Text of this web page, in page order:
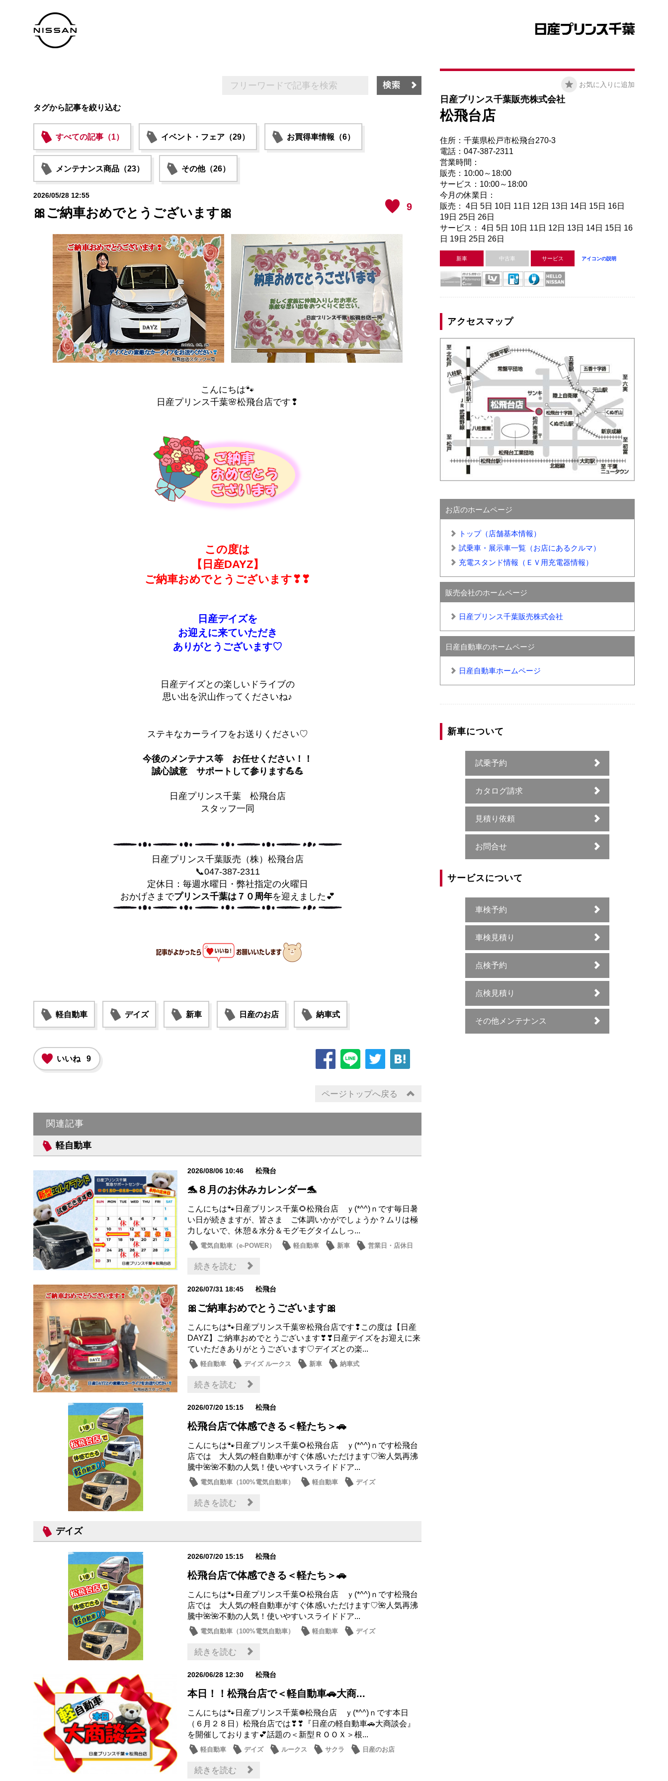
タグから記事を絞り込む
すべての記事（1） イベント・フェア（29） お買得車情報（6）
メンテナンス商品（23） その他（26）
9
2026/05/28 12:55
🎀ご納車おめでとうございます🎀
こんにちは🐾
日産プリンス千葉🌸松飛台店です❢
この度は
【日産DAYZ】
ご納車おめでとうございます❣❣
日産デイズを
お迎えに来ていただき
ありがとうございます♡
日産デイズとの楽しいドライブの
思い出を沢山作ってくださいね♪
ステキなカーライフをお送りください♡
今後のメンテナス等 お任せください！！
誠心誠意 サポートして参ります💪💪
日産プリンス千葉 松飛台店
スタッフ一同
日産プリンス千葉販売（株）松飛台店
📞047-387-2311
定休日：毎週水曜日・弊社指定の火曜日
おかげさまでプリンス千葉は７０周年を迎えました💕
軽自動車 デイズ 新車 日産のお店 納車式
いいね 9
ページトップへ戻る
関連記事
軽自動車
2026/08/06 10:46 松飛台
🐬８月のお休みカレンダー🐬
こんにちは🐾日産プリンス千葉🌻松飛台店 ｙ(*^^)ｎです毎日暑
い日が続きますが、皆さま ご体調いかがでしょうか？ムリは極
力しないで、休憩＆水分＆モグモグタイムしっ...
電気自動車（e-POWER） 軽自動車 新車
営業日・店休日
続きを読む
2026/07/31 18:45 松飛台
🎀ご納車おめでとうございます🎀
こんにちは🐾日産プリンス千葉🌸松飛台店です❢この度は【日産
DAYZ】ご納車おめでとうございます❣❣日産デイズをお迎えに来
ていただきありがとうございます♡デイズとの楽...
軽自動車 デイズ ルークス 新車 納車式
続きを読む
2026/07/20 15:15 松飛台
松飛台店で体感できる＜軽たち＞🚗
こんにちは🐾日産プリンス千葉🌻松飛台店 ｙ(*^^)ｎです松飛台
店では 大人気の軽自動車がすぐ体感いただけます♡🌺人気再沸
騰中🌺🌺不動の人気！使いやすいスライドドア...
電気自動車（100%電気自動車） 軽自動車
デイズ
サクラ
続きを読む
デイズ
2026/07/20 15:15 松飛台
松飛台店で体感できる＜軽たち＞🚗
こんにちは🐾日産プリンス千葉🌻松飛台店 ｙ(*^^)ｎです松飛台
店では 大人気の軽自動車がすぐ体感いただけます♡🌺人気再沸
騰中🌺🌺不動の人気！使いやすいスライドドア...
電気自動車（100%電気自動車） 軽自動車
デイズ
サクラ
続きを読む
2026/06/28 12:30 松飛台
本日！！松飛台店で＜軽自動車🚗大商...
こんにちは🐾日産プリンス千葉❁松飛台店 ｙ(*^^)ｎです本日
（６月２８日）松飛台店では❣❣『日産の軽自動車🚗大商談会』
を開催しております💕話題の＜新型ＲＯＯＸ＞根...
軽自動車 デイズ ルークス サクラ 日産のお店
続きを読む
お気に入りに追加
日産プリンス千葉販売株式会社
松飛台店
住所：千葉県松戸市松飛台270-3
電話：047-387-2311
営業時間：
販売：10:00～18:00
サービス：10:00～18:00
今月の休業日：
販売： 4日 5日 10日 11日 12日 13日 14日 15日 16日
19日 25日 26日
サービス： 4日 5日 10日 11日 12日 13日 14日 15日 16
日 19日 25日 26日
新車 中古車 サービス アイコンの説明
アクセスマップ
お店のホームページ
トップ（店舗基本情報）
試乗車・展示車一覧（お店にあるクルマ）
充電スタンド情報（ＥＶ用充電器情報）
販売会社のホームページ
日産プリンス千葉販売株式会社
日産自動車のホームページ
日産自動車ホームページ
新車について
試乗予約
カタログ請求
見積り依頼
お問合せ
サービスについて
車検予約
車検見積り
点検予約
点検見積り
その他メンテナンス